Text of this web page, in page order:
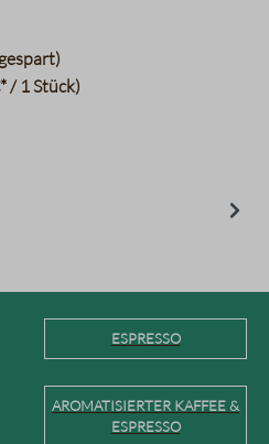
/ 1 Stück)
ESPRESSO
AROMATISIERTER KAFFEE &
ESPRESSO